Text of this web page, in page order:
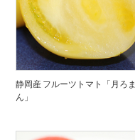
静岡産 フルーツトマト「月ろま
ん」